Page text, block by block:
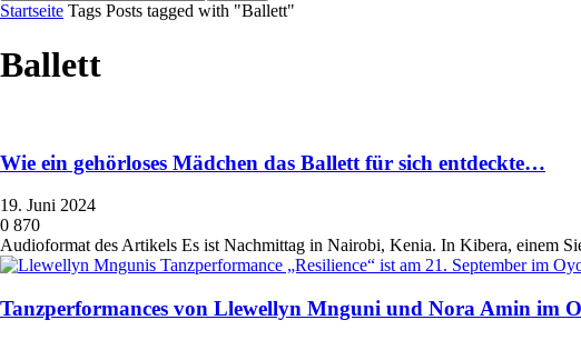
Startseite Tags Posts tagged with "Ballett"
Ballett
Wie ein gehörloses Mädchen das Ballett für sich entdeckte…
19. Juni 2024
0 870
Audioformat des Artikels Es ist Nachmittag in Nairobi, Kenia. In Kibera, einem
Tanzperformances von Llewellyn Mnguni und Nora Amin im